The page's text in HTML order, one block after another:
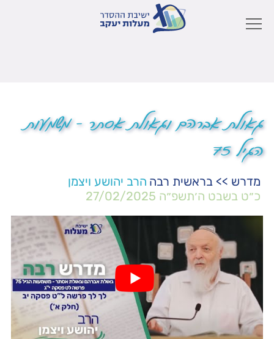
גאולת אברהם וגאולת אסתר – משמעות
הגיל 75
מדרש >> בראשית רבה הרב יהושע ויצמן
כ״ט בשבט ה׳תשפ״ה 27/02/2025